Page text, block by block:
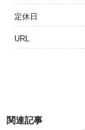
定休日
URL
関連記事